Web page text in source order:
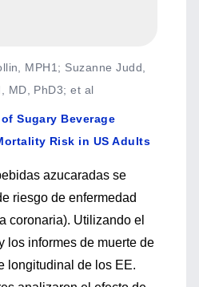
MPH1; Suzanne Judd,
MD, PhD3; et al
Sugary Beverage
Risk in US Adults
azucaradas se
riesgo de enfermedad
coronaria). Utilizando el
los informes de muerte de
longitudinal de los EE.